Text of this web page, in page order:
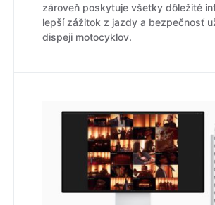
zároveň poskytuje všetky dôležité
lepší zážitok z jazdy a bezpečnosť
dispeji motocyklov.